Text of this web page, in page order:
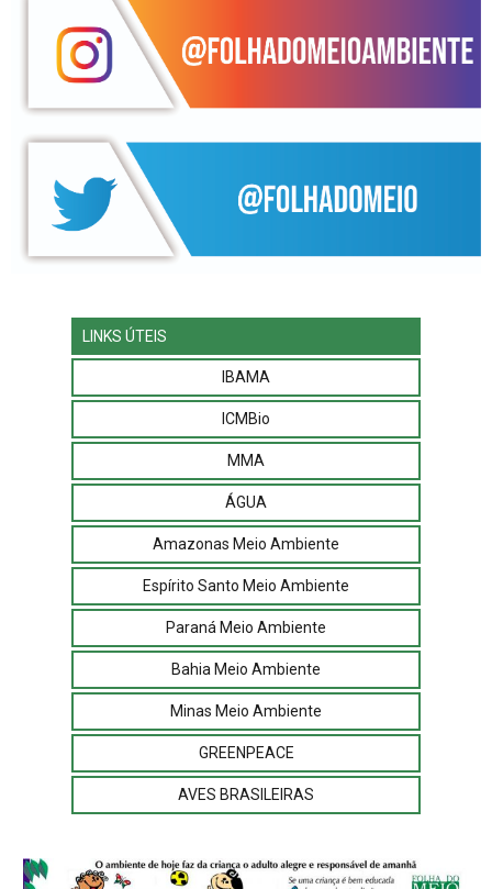
LINKS ÚTEIS
IBAMA
ICMBio
MMA
ÁGUA
Amazonas Meio Ambiente
Espírito Santo Meio Ambiente
Paraná Meio Ambiente
Bahia Meio Ambiente
Minas Meio Ambiente
GREENPEACE
AVES BRASILEIRAS